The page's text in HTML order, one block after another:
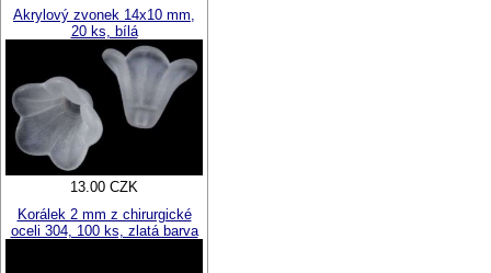
Akrylový zvonek 14x10 mm,
20 ks, bílá
13.00 CZK
Korálek 2 mm z chirurgické
oceli 304, 100 ks, zlatá barva